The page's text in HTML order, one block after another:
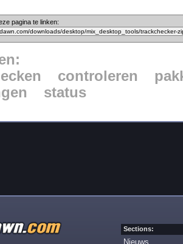
pagina te linken:
controleren
status
Sections:
Nieuws